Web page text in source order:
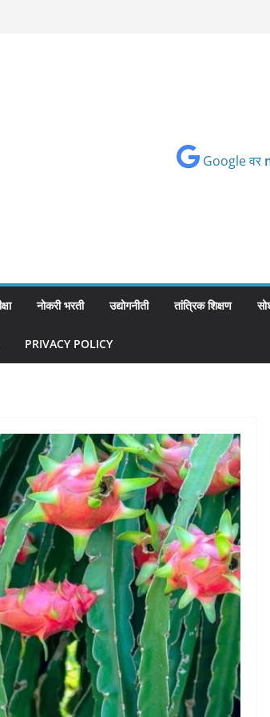
Google वर
नोकरी भरती उद्योगनीती तांत्रिक शिक्षण
PRIVACY POLICY